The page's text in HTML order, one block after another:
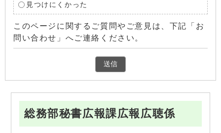
見つけにくかった
このページに関するご質問やご意見は、下記「お
問い合わせ」へご連絡ください。
総務部秘書広報課広報広聴係